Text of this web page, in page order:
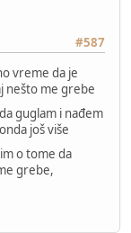
#587
vreme da je
nešto me grebe
guglam i nađem
još više
o tome da
grebe,